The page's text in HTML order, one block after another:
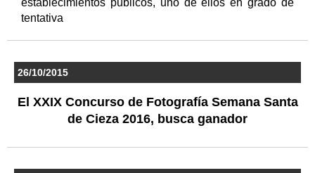
establecimientos públicos, uno de ellos en grado de
tentativa
26/10/2015
El XXIX Concurso de Fotografía Semana Santa
de Cieza 2016, busca ganador